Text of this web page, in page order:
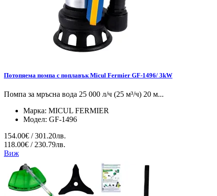
Потопяема помпа с поплавък Micul Fermier GF-1496/ 3kW
Помпа за мръсна вода 25 000 л/ч (25 м³/ч) 20 м...
Марка: MICUL FERMIER
Модел: GF-1496
154.00€ / 301.20лв.
118.00€ / 230.79лв.
Виж